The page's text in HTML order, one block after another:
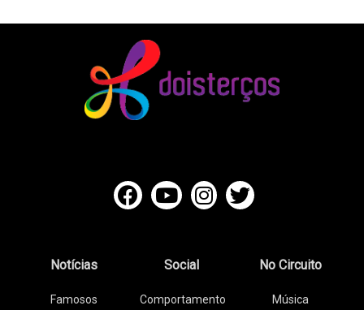
Notícias
Famosos
Social
Comportamento
No Circuito
Música